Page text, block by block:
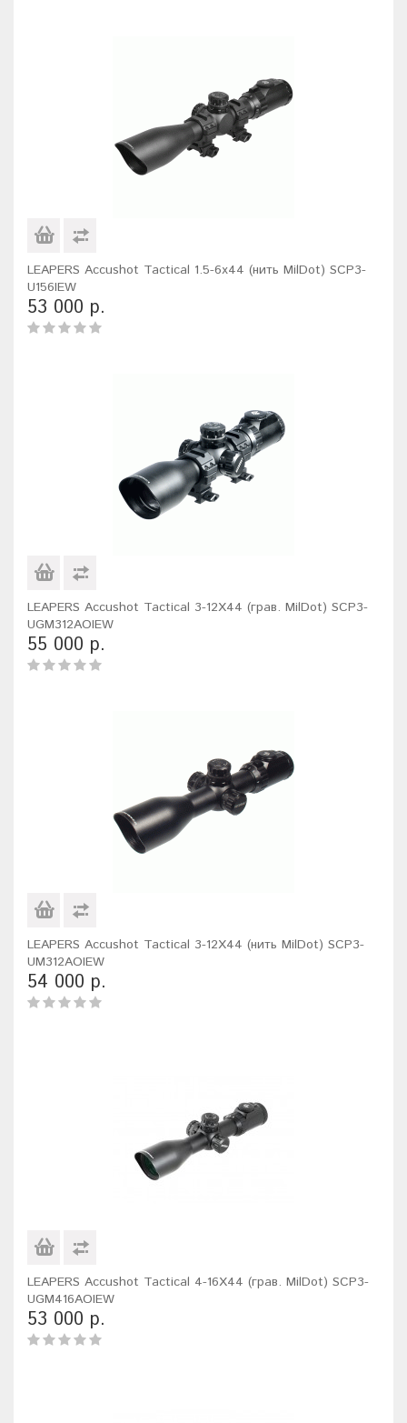
LEAPERS Accushot Tactical 1.5-6x44 (нить MilDot) SCP3-
U156IEW
53 000 р.
LEAPERS Accushot Tactical 3-12X44 (грав. MilDot) SCP3-
UGM312AOIEW
55 000 р.
LEAPERS Accushot Tactical 3-12X44 (нить MilDot) SCP3-
UM312AOIEW
54 000 р.
LEAPERS Accushot Tactical 4-16X44 (грав. MilDot) SCP3-
UGM416AOIEW
53 000 р.